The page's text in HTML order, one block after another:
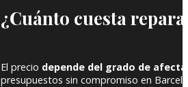
¿Cuánto cuesta
El precio depende del grado de
presupuestos sin compromiso en